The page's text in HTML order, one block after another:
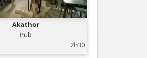
Akathor
Pub
2h30